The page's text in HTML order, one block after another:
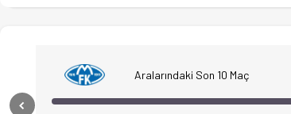
Aralarındaki Son 10 Maç